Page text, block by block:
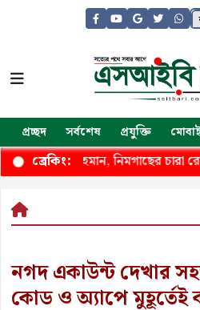
প্রচ্ছদ সর্বশেষ প্রযুক্তি
ব্রেকিং:
রহমান, নিমগাছের চারা রোপণ
নগদ একাউন্ট দেখার
কোড ও অ্যাপে মুহূর্তেই